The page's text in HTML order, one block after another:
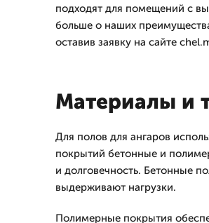
подходят для помещений с
больше о наших
оставив заявку на сайте
Материалы и
Для полов для ангаров
покрытий бетонные и
и долговечность. Бетонные
выдерживают нагрузки.
Полимерные покрытия